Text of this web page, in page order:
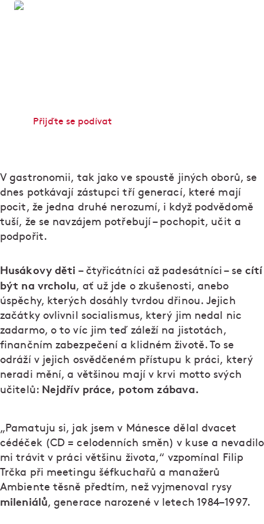
Přijďte se podívat
V gastronomii, tak jako ve spoustě jiných oborů, se
dnes potkávají zástupci tří generací, které mají
pocit, že jedna druhé nerozumí, i když podvědomě
tuší, že se navzájem potřebují – pochopit, učit a
podpořit.
Husákovy děti– čtyřicátníci až padesátníci – se cítí
být na vrcholu, ať už jde o zkušenosti, anebo
úspěchy, kterých dosáhly tvrdou dřinou. Jejich
začátky ovlivnil socialismus, který jim nedal nic
zadarmo, o to víc jim teď záleží na jistotách,
finančním zabezpečení a klidném životě. To se
odráží v jejich osvědčeném přístupu k práci, který
neradi mění, a většinou mají v krvi motto svých
učitelů: Nejdřív práce, potom zábava.
„Pamatuju si, jak jsem v Mánesce dělal dvacet
cédéček (CD = celodenních směn) v kuse a nevadilo
mi trávit v práci většinu života,“ vzpomínal Filip
Trčka při meetingu šéfkuchařů a manažerů
Ambiente těsně předtím, než vyjmenoval rysy
mileniálů, generace narozené v letech 1984–1997.